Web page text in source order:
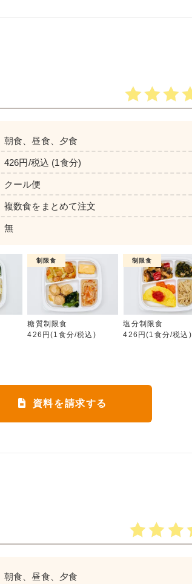
健康バランス
朝食、昼食、夕食
426円/税込 (1食分)
クール便
複数食をまとめて注文
無
制限食
糖質制限食
426円(1食分/税込)
制限食
塩分制限食
426円(1食分/税込)
資料を請求する
朝食、昼食、夕食